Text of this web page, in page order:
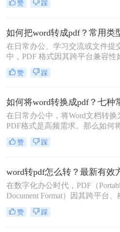
Format) 格式是一项非常普遍且重
强、排版固定、易于打印、文件
相对可控以及良好的安全性而广
迎。那么word怎么转pdf呢？本文
细介绍几种最常用、最便捷的
转 PDF 方法，帮助你轻松应对各
换场景。
赞 踩
在日常办公、学习交流或文件提
中，PDF 格式因其跨平台兼容性
格式不易被随意修改、体积相对可
控、安全性较高等特点，成为文
Word (.docx 或 .doc) 则是我们最常
用的文档编辑工具。因此，将
文档高效、准确地转换为 PDF 就
必备技能。
赞 踩
在日常办公中，将Word文档转换
PDF格式是高频需求。那么如何
word转换成pdf呢？本文综合七种
转换方式，助您根据实际需求选
赞 踩
在数字化办公时代，PDF（
Document Format）因其跨平台、
固定、不易被编辑的特性，已成
档分发、归档和打印的首选格式
赞 踩